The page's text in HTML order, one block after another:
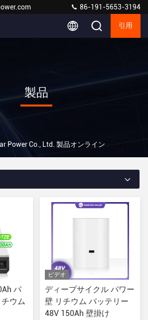
86-191-5653-3194
引用
製品
Power Co., Ltd. 製品オンライン
パ
ウム
ビデオ
ディープサイクル パワー
壁 リチウム バッテリー
48V 150Ah 壁掛け